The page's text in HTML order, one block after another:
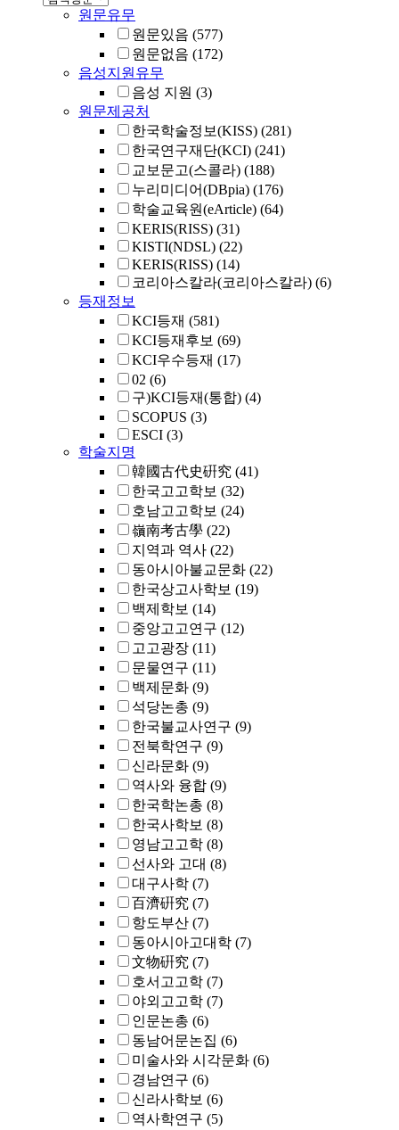
원문유무
원문있음 (577)
원문없음 (172)
음성지원유무
음성 지원 (3)
원문제공처
한국학술정보(KISS) (281)
한국연구재단(KCI) (241)
교보문고(스콜라) (188)
누리미디어(DBpia) (176)
학술교육원(eArticle) (64)
KERIS(RISS) (31)
KISTI(NDSL) (22)
KERIS(RISS) (14)
코리아스칼라(코리아스칼라) (6)
등재정보
KCI등재 (581)
KCI등재후보 (69)
KCI우수등재 (17)
02 (6)
구)KCI등재(통합) (4)
SCOPUS (3)
ESCI (3)
학술지명
韓國古代史硏究 (41)
한국고고학보 (32)
호남고고학보 (24)
嶺南考古學 (22)
지역과 역사 (22)
동아시아불교문화 (22)
한국상고사학보 (19)
백제학보 (14)
중앙고고연구 (12)
고고광장 (11)
문물연구 (11)
백제문화 (9)
석당논총 (9)
한국불교사연구 (9)
전북학연구 (9)
신라문화 (9)
역사와 융합 (9)
한국학논총 (8)
한국사학보 (8)
영남고고학 (8)
선사와 고대 (8)
대구사학 (7)
百濟硏究 (7)
항도부산 (7)
동아시아고대학 (7)
文物硏究 (7)
호서고고학 (7)
야외고고학 (7)
인문논총 (6)
동남어문논집 (6)
미술사와 시각문화 (6)
경남연구 (6)
신라사학보 (6)
역사학연구 (5)